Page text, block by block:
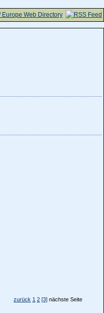
zurück 1 2 [3] nächste Seite